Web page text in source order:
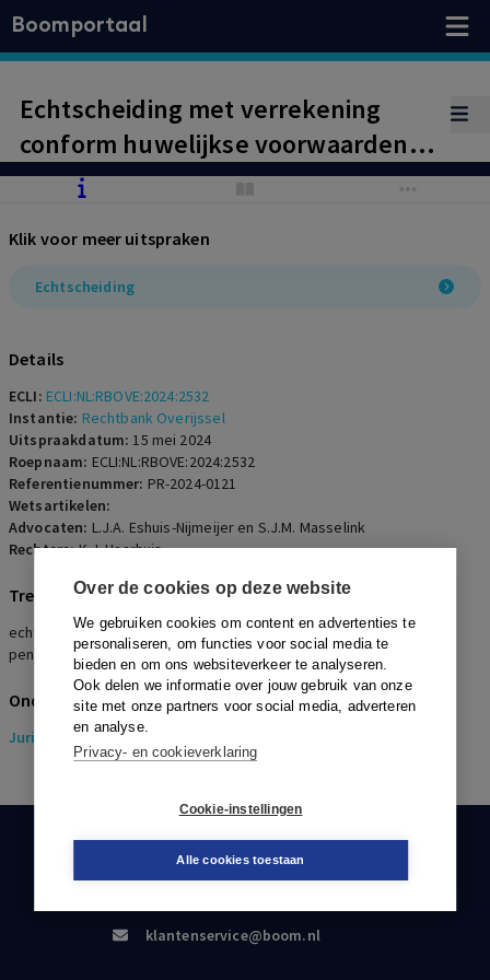
Over de cookies op deze website
We gebruiken cookies om content en advertenties te
personaliseren, om functies voor social media te
bieden en om ons websiteverkeer te analyseren.
Ook delen we informatie over jouw gebruik van onze
site met onze partners voor social media, adverteren
en analyse.
Privacy- en cookieverklaring
Cookie-instellingen
Alle cookies toestaan
Boomportaal
Echtscheiding met verrekening
conform huwelijkse voorwaarden
en pensioenverevening
Klik voor meer uitspraken
Echtscheiding
Details
ECLI: ECLI:NL:RBOVE:2024:2532
Instantie: Rechtbank Overijssel
Uitspraakdatum:15 mei 2024
Roepnaam: ECLI:NL:RBOVE:2024:2532
Referentienummer: PR-2024-0121
Wetsartikelen:
Advocaten: L.J.A. Eshuis-Nijmeijer en S.J.M. Masselink
Rechters:K.J. Haarhuis
Trefwoorden
echtscheiding, huwelijkse voorwaarden, verrekening,
pensioenverevening
Onderwerpen
Juridisch > Pensioenrecht
KLANTENSERVICE
klantenservice@boom.nl